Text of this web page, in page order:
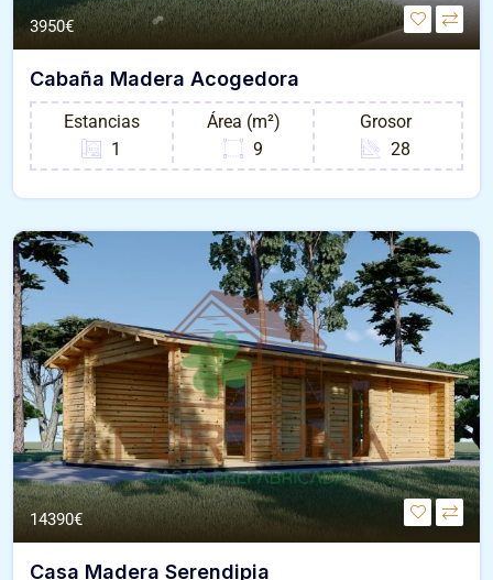
3950€
Cabaña Madera Acogedora
Estancias
1
Área (m²)
9
Grosor
28
14390€
Casa Madera Serendipia